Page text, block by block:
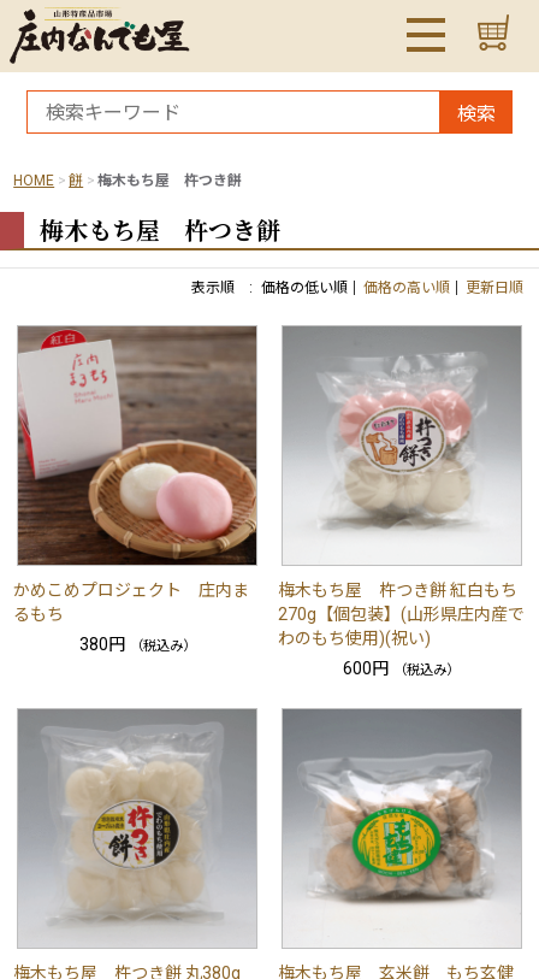
検索
HOME 餅 梅木もち屋 杵つき餅
梅木もち屋 杵つき餅
表示順 : 価格の低い順 価格の高い順 更新日順
かめこめプロジェクト 庄内ま
るもち
380円
（税込み）
梅木もち屋 杵つき餅 紅白もち
270g【個包装】(山形県庄内産で
わのもち使用)(祝い)
600円
（税込み）
梅木もち屋 杵つき餅 丸380g
梅木もち屋 玄米餅 もち玄健